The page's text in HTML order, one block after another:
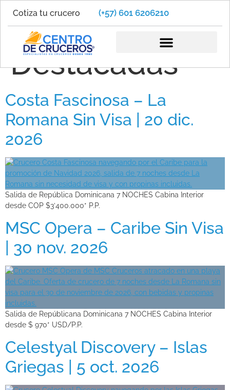
Cotiza tu crucero (+57) 601 6206210
Ofertas
Destacadas
Costa Fascinosa – La
Romana Sin Visa | 20 dic.
2026
Salida de República Dominicana 7 NOCHES Cabina Interior
desde COP $3’400.000* P.P.
MSC Opera – Caribe Sin Visa
| 30 nov. 2026
Salida de Repúblicana Dominicana 7 NOCHES Cabina Interior
desde $ 970* USD/P.P.
Celestyal Discovery – Islas
Griegas | 5 oct. 2026